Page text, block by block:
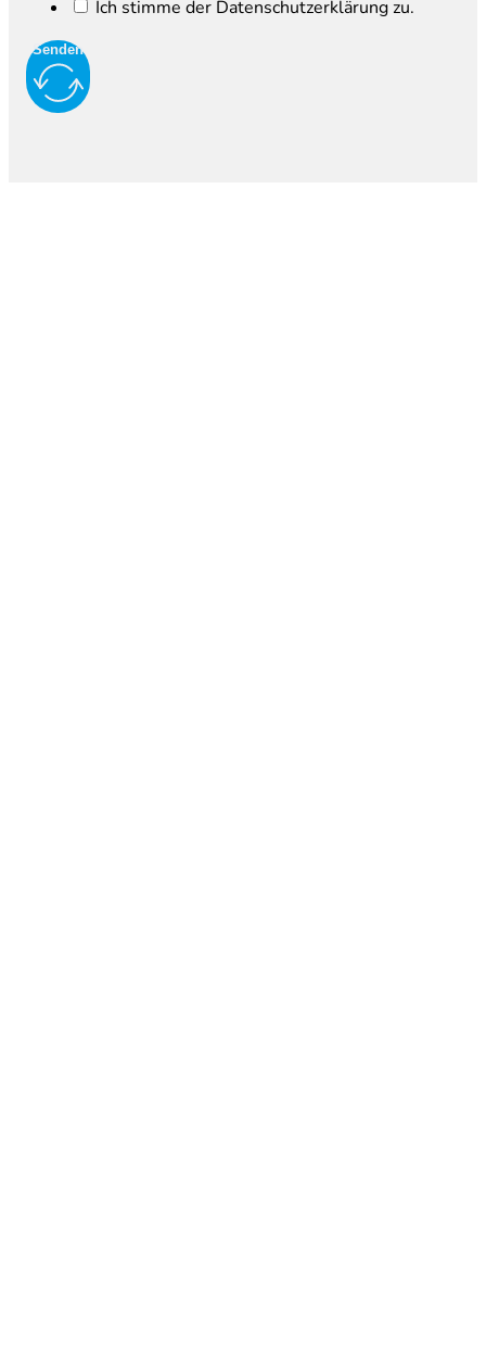
Ich stimme der Datenschutzerklärung zu.
Senden